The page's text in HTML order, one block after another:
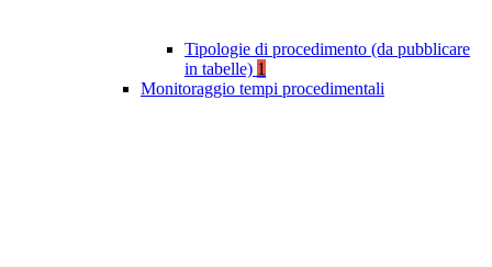
Tipologie di procedimento (da pubblicare
in tabelle) 1
Monitoraggio tempi procedimentali